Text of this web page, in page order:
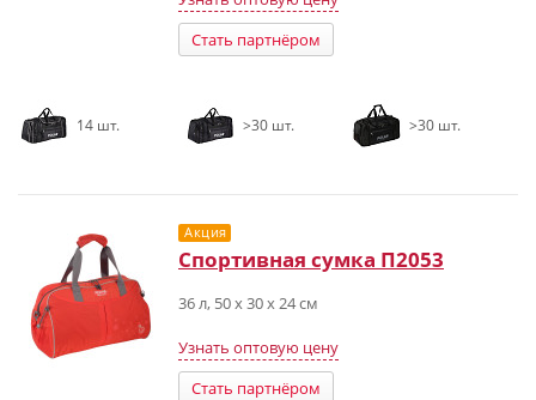
Стать партнёром
14 шт. >30 шт. >30 шт.
Акция
Спортивная сумка П2053
36 л, 50 x 30 x 24 см
Узнать оптовую цену
Стать партнёром